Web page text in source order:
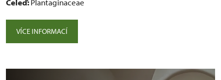
Čeleď:Plantaginaceae
VÍCE INFORMACÍ